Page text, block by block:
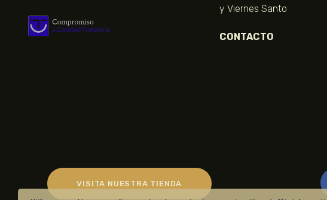
y Viernes Santo
CONTACTO
VISITA NUESTRA TIENDA